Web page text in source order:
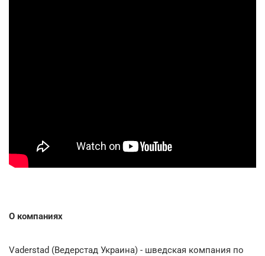
О компаниях
Vаderstad (Ведерстад Украина) - шведская компания по